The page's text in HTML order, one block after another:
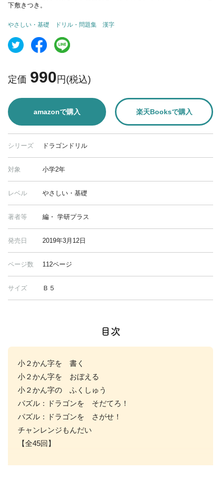
下敷きつき。
やさしい・基礎 ドリル・問題集 漢字
定価 990円(税込)
amazonで購入 楽天Booksで購入
シリーズ ドラゴンドリル
対象 小学2年
レベル やさしい・基礎
著者等 編・ 学研プラス
発売日 2019年3月12日
ページ数 112ページ
サイズ Ｂ５
目次
小２かん字を 書く
小２かん字を おぼえる
小２かん字の ふくしゅう
パズル：ドラゴンを そだてろ！
パズル：ドラゴンを さがせ！
チャンレンジもんだい
【全45回】